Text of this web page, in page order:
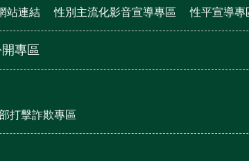
站連結 性別主流化影音宣導專區 性平宣導專
專區
打擊詐欺專區